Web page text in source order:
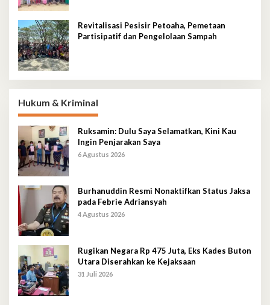
Revitalisasi Pesisir Petoaha, Pemetaan
Partisipatif dan Pengelolaan Sampah
Hukum & Kriminal
Ruksamin: Dulu Saya Selamatkan, Kini Kau
Ingin Penjarakan Saya
6 Agustus 2026
Burhanuddin Resmi Nonaktifkan Status Jaksa
pada Febrie Adriansyah
4 Agustus 2026
Rugikan Negara Rp 475 Juta, Eks Kades Buton
Utara Diserahkan ke Kejaksaan
31 Juli 2026